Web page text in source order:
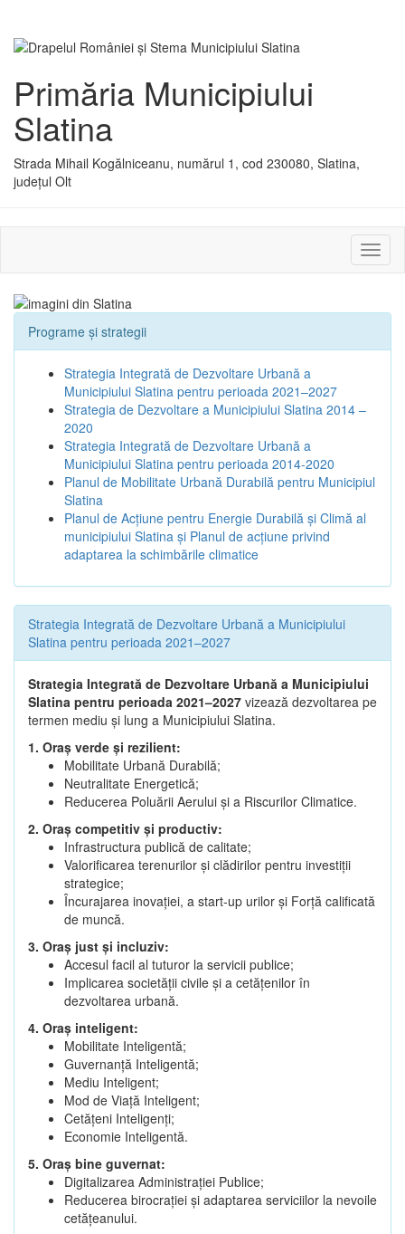
Primăria Municipiului
Slatina
Strada Mihail Kogălniceanu, numărul 1, cod 230080, Slatina,
județul Olt
sau
Programe și strategii
Strategia Integrată de Dezvoltare Urbană a
Municipiului Slatina pentru perioada 2021–2027
Strategia de Dezvoltare a Municipiului Slatina 2014 –
2020
Strategia Integrată de Dezvoltare Urbană a
Municipiului Slatina pentru perioada 2014-2020
Planul de Mobilitate Urbană Durabilă pentru Municipiul
Slatina
Planul de Acţiune pentru Energie Durabilă şi Climă al
municipiului Slatina şi Planul de acţiune privind
adaptarea la schimbările climatice
Strategia Integrată de Dezvoltare Urbană a Municipiului
Slatina pentru perioada 2021–2027
Strategia Integrată de Dezvoltare Urbană a Municipiului
Slatina pentru perioada 2021–2027 vizează dezvoltarea pe
termen mediu și lung a Municipiului Slatina.
1. Oraș verde și rezilient:
Mobilitate Urbană Durabilă;
Neutralitate Energetică;
Reducerea Poluării Aerului și a Riscurilor Climatice.
2. Oraș competitiv și productiv:
Infrastructura publică de calitate;
Valorificarea terenurilor și clădirilor pentru investiții
strategice;
Încurajarea inovației, a start-up urilor și Forță calificată
de muncă.
3. Oraș just și incluziv:
Accesul facil al tuturor la servicii publice;
Implicarea societății civile și a cetățenilor în
dezvoltarea urbană.
4. Oraș inteligent:
Mobilitate Inteligentă;
Guvernanță Inteligentă;
Mediu Inteligent;
Mod de Viață Inteligent;
Cetățeni Inteligenți;
Economie Inteligentă.
5. Oraș bine guvernat:
Digitalizarea Administrației Publice;
Reducerea birocrației și adaptarea serviciilor la nevoile
cetățeanului.